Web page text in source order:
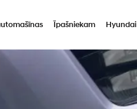
Īpašniekam Hyundai